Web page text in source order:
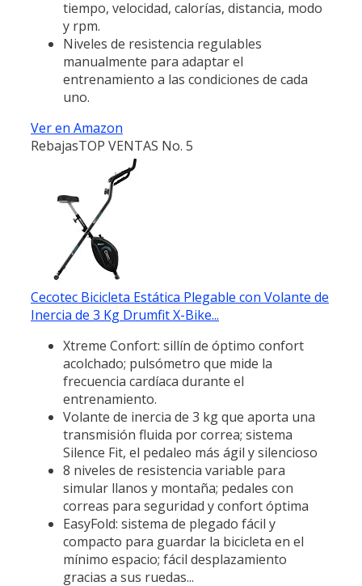
tiempo, velocidad, calorías, distancia, modo
y rpm.
Niveles de resistencia regulables
manualmente para adaptar el
entrenamiento a las condiciones de cada
uno.
Ver en Amazon
RebajasTOP VENTAS No. 5
Cecotec Bicicleta Estática Plegable con Volante de
Inercia de 3 Kg Drumfit X-Bike...
Xtreme Confort: sillín de óptimo confort
acolchado; pulsómetro que mide la
frecuencia cardíaca durante el
entrenamiento.
Volante de inercia de 3 kg que aporta una
transmisión fluida por correa; sistema
Silence Fit, el pedaleo más ágil y silencioso
8 niveles de resistencia variable para
simular llanos y montaña; pedales con
correas para seguridad y confort óptima
EasyFold: sistema de plegado fácil y
compacto para guardar la bicicleta en el
mínimo espacio; fácil desplazamiento
gracias a sus ruedas...